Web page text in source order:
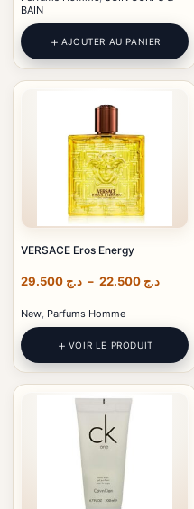
BAIN
AJOUTER AU PANIER
VERSACE Eros Energy
د.ج – د.ج
Plage
د.ج 22.500
New, Parfums Homme
VOIR LE PRODUIT